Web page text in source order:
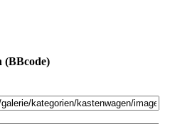
(BBcode)